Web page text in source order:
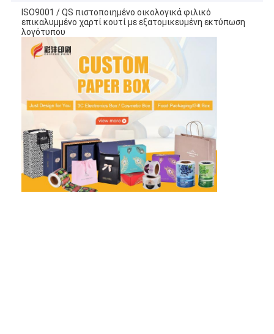
ISO9001 / QS πιστοποιημένο οικολογικά φιλικό
επικαλυμμένο χαρτί κουτί με εξατομικευμένη εκτύπωση
λογότυπου